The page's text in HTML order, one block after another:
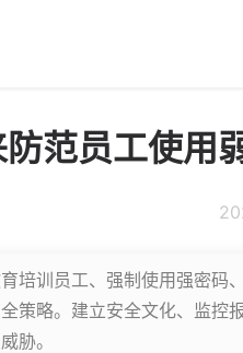
范员工使用
培训员工、强制使用强密码
策略。建立安全文化、监控
胁。